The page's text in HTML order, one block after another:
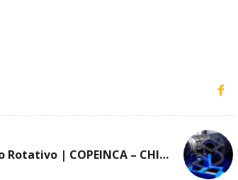
Filtro Rotativo | COPEINCA – CHIMBOTE